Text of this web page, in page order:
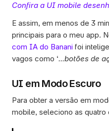
Confira a UI mobile
E assim, em menos de 3
principais para o meu app.
com IA do Banani foi
vagos como ‘...botões de
UI em Modo Escuro
Para obter a versão em
mobile, seleciono as quatro